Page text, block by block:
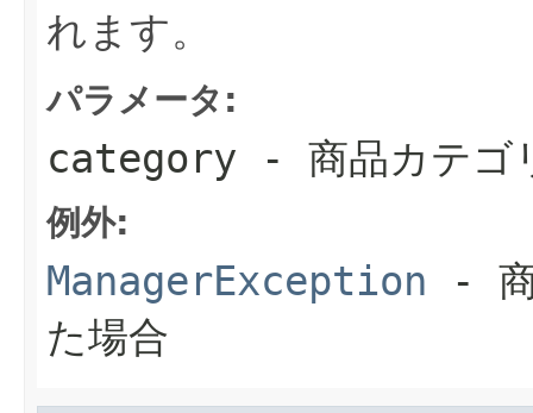
れます。
パラメータ:
category - 商品カテゴ
例外:
ManagerException - 商
た場合